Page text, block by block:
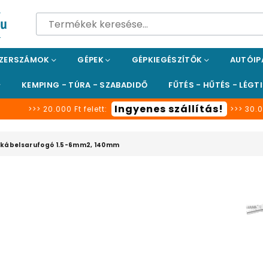
GÉPEK GÉPKIEGÉSZÍTŐK
KEMPING - TÚRA - SZABADIDŐ FŰTÉS - HŰTÉS -
>>> 20.000 Ft felett: Ingyenes szállítás! >>>
1.5-6mm2, 140mm